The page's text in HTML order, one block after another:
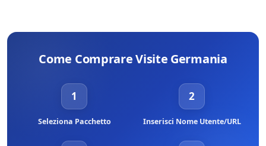
Come Comprare Visite Germania
1
Seleziona Pacchetto
2
Inserisci Nome Utente/URL